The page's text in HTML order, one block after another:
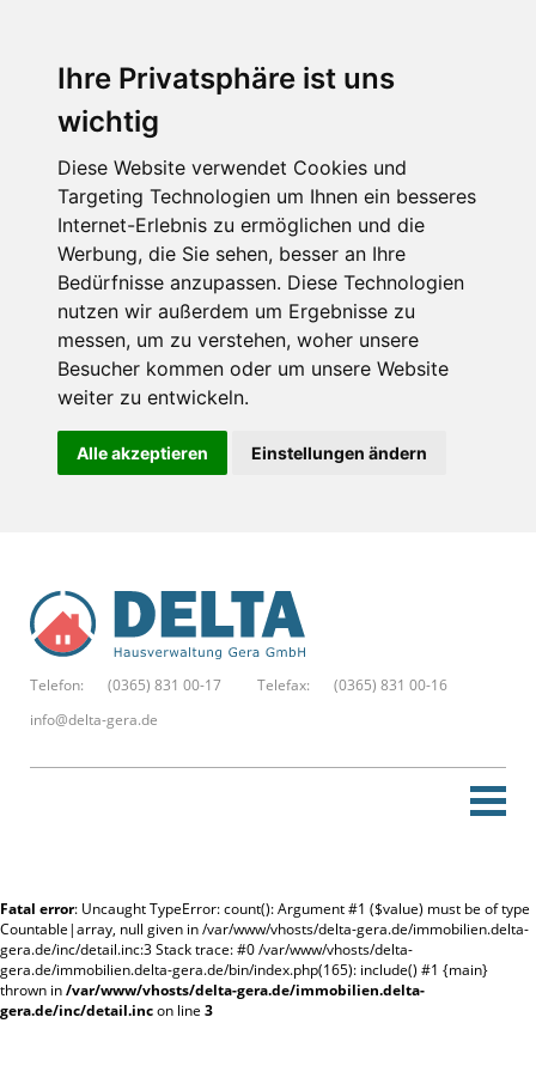
Ihre Privatsphäre ist uns
wichtig
Diese Website verwendet Cookies und
Targeting Technologien um Ihnen ein besseres
Internet-Erlebnis zu ermöglichen und die
Werbung, die Sie sehen, besser an Ihre
Bedürfnisse anzupassen. Diese Technologien
nutzen wir außerdem um Ergebnisse zu
messen, um zu verstehen, woher unsere
Besucher kommen oder um unsere Website
weiter zu entwickeln.
Alle akzeptieren Einstellungen ändern
Telefon: (0365) 831 00-17 Telefax:
(0365) 831 00-16
info@delta-gera.de
Neue Suche
Merkzettel
Fatal error: Uncaught TypeError: count(): Argument #1 ($value) must be of type
Countable|array, null given in /var/www/vhosts/delta-gera.de/immobilien.delta-
gera.de/inc/detail.inc:3 Stack trace: #0 /var/www/vhosts/delta-
gera.de/immobilien.delta-gera.de/bin/index.php(165): include() #1 {main}
thrown in/var/www/vhosts/delta-gera.de/immobilien.delta-
gera.de/inc/detail.incon line 3